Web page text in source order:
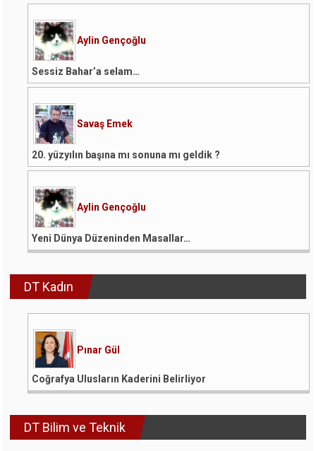
Aylin Gençoğlu
Sessiz Bahar’a selam…
Savaş Emek
20. yüzyılın başına mı sonuna mı geldik ?
Aylin Gençoğlu
Yeni Dünya Düzeninden Masallar…
DT Kadın
Pınar Gül
Coğrafya Ulusların Kaderini Belirliyor
DT Bilim ve Teknik